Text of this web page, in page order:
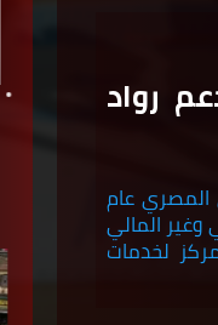
رواد
المصري عام
المالي
لخدمات